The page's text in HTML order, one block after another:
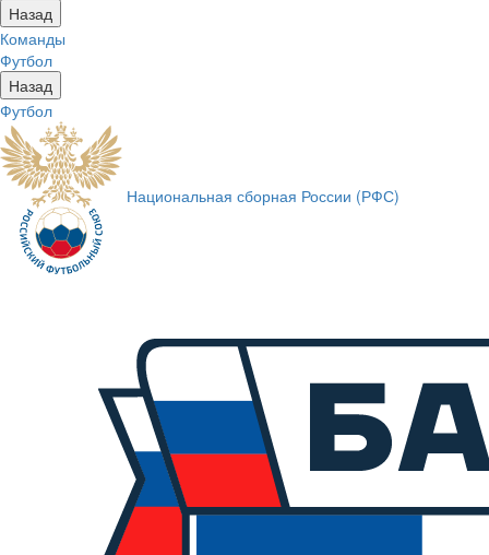
Назад
Команды
Футбол
Назад
Футбол
Национальная сборная России (РФС)